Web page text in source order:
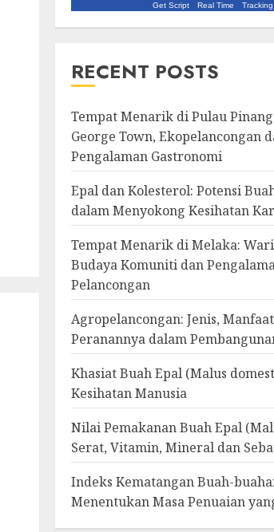
Get Script Real Time
RECENT POSTS
Tempat Menarik di Pulau
George Town, Ekopelancongan
Pengalaman Gastronomi
Epal dan Kolesterol: Potensi
dalam Menyokong Kesihatan
Tempat Menarik di Melaka:
Budaya Komuniti dan
Pelancongan
Agropelancongan: Jenis,
Peranannya dalam
Khasiat Buah Epal (Malus
Kesihatan Manusia
Nilai Pemakanan Buah Epal
Serat, Vitamin, Mineral dan
Indeks Kematangan Buah-
Menentukan Masa Penuaian